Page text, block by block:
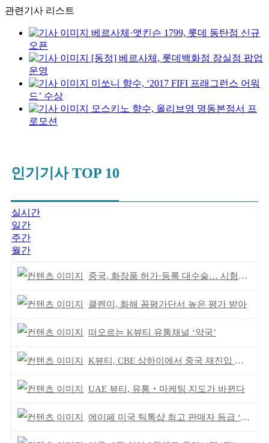
관련기사 리스트
베르사체·앳킨슨 1799, 롯데 동탄점 신규
오픈
[동정] 베르사체, 롯데백화점 잠실점 팝업
운영
미쏘니 향수, ‘2017 FIFI 프래그런스 어워
드’ 수상
모스키노 향수, 올리브영 명동본점서 프
로모션
인기기사 TOP 10
실시간
일간
주간
월간
중국, 화장품 허가·등록 대수술… 시험자료 공용 허용
클렌미, 화해 꼼평가단서 높은 평가 받아
떠오르는 K뷰티 유통채널 ‘약국’
K뷰티, CBE 상하이에서 중국 재진입 기회 모색
UAE 뷰티, 유통‧마케팅 지도가 바뀐다
에이페 미국 틱톡샵 최고 판매자 등급 ‘Tier 5’ 달성